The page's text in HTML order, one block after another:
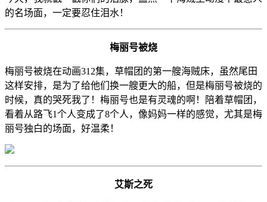
的名场面，一定要忍住泪水！
梅丽号被烧
梅丽号被烧在动画312集，草帽团的第一艘海贼床，虽然尾田
这样安排，是为了给他们换一艘更大的船，但是梅丽号被烧的
时候，真的哭死我了！梅丽号也是有灵魂的啊！陪着草帽团，
看着从路飞1个人变成了8个人，像妈妈一样的感觉，尤其是梅
丽号独白的场面，好温柔！
艾斯之死